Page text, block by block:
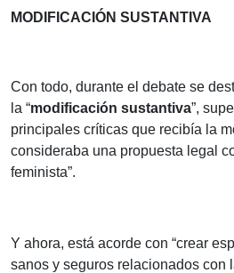
MODIFICACIÓN SUSTANTIVA
Con todo, durante el debate se
la “modificación sustantiva”,
principales críticas que recibía la
consideraba una propuesta legal
feminista”.
Y ahora, está acorde con “crear
sanos y seguros relacionados con